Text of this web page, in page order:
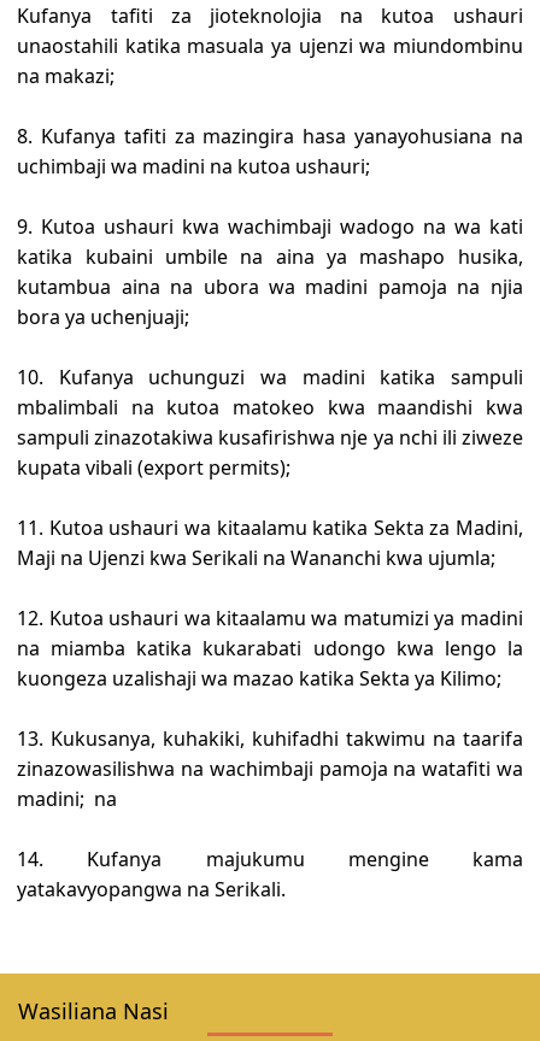
Kufanya tafiti za jioteknolojia na kutoa ushauri
unaostahili katika masuala ya ujenzi wa miundombinu
na makazi;
8. Kufanya tafiti za mazingira hasa yanayohusiana na
uchimbaji wa madini na kutoa ushauri;
9. Kutoa ushauri kwa wachimbaji wadogo na wa kati
katika kubaini umbile na aina ya mashapo husika,
kutambua aina na ubora wa madini pamoja na njia
bora ya uchenjuaji;
10. Kufanya uchunguzi wa madini katika sampuli
mbalimbali na kutoa matokeo kwa maandishi kwa
sampuli zinazotakiwa kusafirishwa nje ya nchi ili ziweze
kupata vibali (export permits);
11. Kutoa ushauri wa kitaalamu katika Sekta za Madini,
Maji na Ujenzi kwa Serikali na Wananchi kwa ujumla;
12. Kutoa ushauri wa kitaalamu wa matumizi ya madini
na miamba katika kukarabati udongo kwa lengo la
kuongeza uzalishaji wa mazao katika Sekta ya Kilimo;
13. Kukusanya, kuhakiki, kuhifadhi takwimu na taarifa
zinazowasilishwa na wachimbaji pamoja na watafiti wa
madini; na
14. Kufanya majukumu mengine kama
yatakavyopangwa na Serikali.
Wasiliana Nasi